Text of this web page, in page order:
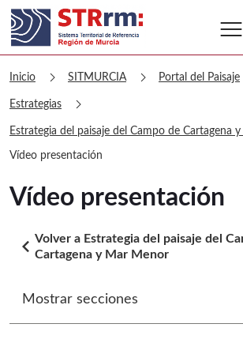
sitmurcia Vídeo
Ir a
menu
Inicio chevron_right SITMURCIA chevron_right Portal del Paisaje
Estrategias chevron_right
Estrategia del paisaje del Campo de Cartagena
Vídeo presentación
Vídeo presentación
arrow_back_ios Volver a Estrategia del paisaje del
Cartagena y Mar Menor
Mostrar secciones